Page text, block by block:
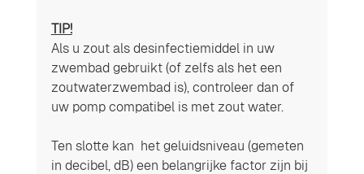
TIP!
Als u zout als desinfectiemiddel in uw
zwembad gebruikt (of zelfs als het een
zoutwaterzwembad is), controleer dan of
uw pomp compatibel is met zout water.
Ten slotte kan  het geluidsniveau (gemeten
in decibel, dB) een belangrijke factor zijn bij